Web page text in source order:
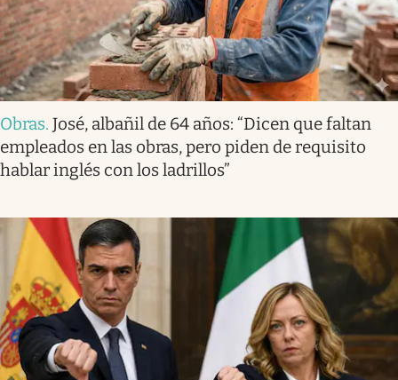
Obras. José, albañil de 64 años: “Dicen que faltan
empleados en las obras, pero piden de requisito
hablar inglés con los ladrillos”